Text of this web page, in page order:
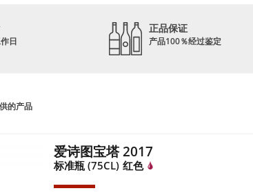
日
正品保证
产品100％经过鉴定
的产品
爱诗图宝塔 2017
标准瓶 (75CL) 红色